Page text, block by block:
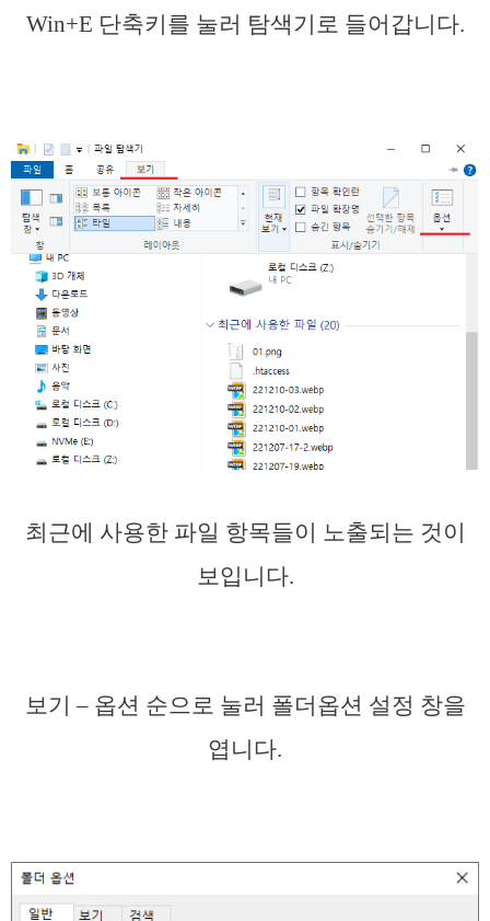
Win+E 단축키를 눌러 탐색기로 들어갑니다.
최근에 사용한 파일 항목들이 노출되는 것이
보입니다.
보기 – 옵션 순으로 눌러 폴더옵션 설정 창을
엽니다.